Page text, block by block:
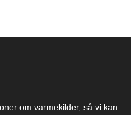
om varmekilder, så vi kan